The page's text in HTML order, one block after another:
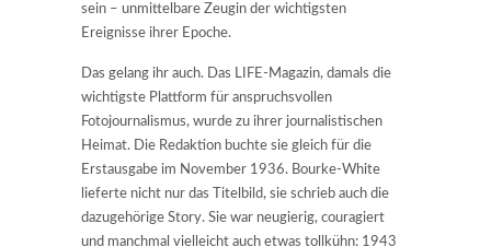
sein – unmittelbare Zeugin der wichtigsten
Ereignisse ihrer Epoche.
Das gelang ihr auch. Das LIFE-Magazin, damals die
wichtigste Plattform für anspruchsvollen
Fotojournalismus, wurde zu ihrer journalistischen
Heimat. Die Redaktion buchte sie gleich für die
Erstausgabe im November 1936. Bourke-White
lieferte nicht nur das Titelbild, sie schrieb auch die
dazugehörige Story. Sie war neugierig, couragiert
und manchmal vielleicht auch etwas tollkühn: 1943